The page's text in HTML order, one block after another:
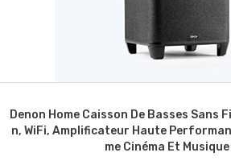
Denon Home Caisson De Basses Sans
N, WiFi, Amplificateur Haute
Me Cinéma Et